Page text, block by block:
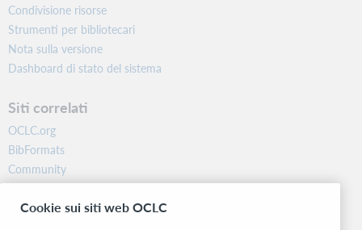
Condivisione risorse
Strumenti per bibliotecari
Nota sulla versione
Dashboard di stato del sistema
Siti correlati
OCLC.org
BibFormats
Community
Ricerca
WebJunction
Cookie sui siti web OCLC